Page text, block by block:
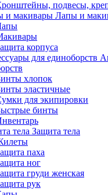
подвесы,
Лапы и
корпуса
хлопок
эластичные
для экипировки
бинты
Защита тела
паха
ног
груди женская
рук